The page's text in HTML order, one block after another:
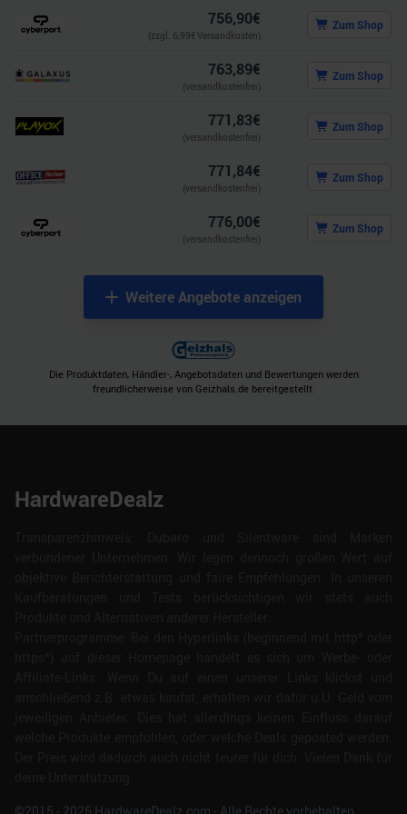
756,90€
(zzgl. 6,99€ Versandkosten)
Zum Shop
763,89€
(versandkostenfrei)
Zum Shop
771,83€
(versandkostenfrei)
Zum Shop
771,84€
(versandkostenfrei)
Zum Shop
776,00€
(versandkostenfrei)
Zum Shop
Weitere Angebote anzeigen
Die Produktdaten, Händler-, Angebotsdaten und Bewertungen werden
freundlicherweise von Geizhals.de bereitgestellt.
HardwareDealz